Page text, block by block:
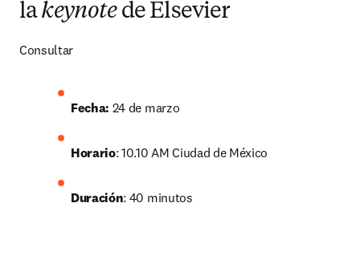
lakeynotede Elsevier
Consultar
Fecha: 24 de marzo
Horario: 10.10 AM Ciudad de México
Duración: 40 minutos